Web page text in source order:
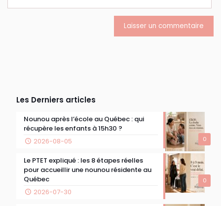
Les Derniers articles
0
Nounou après l’école au Québec : qui
récupère les enfants à 15h30 ?
2026-08-05
0
Le PTET expliqué : les 8 étapes réelles
pour accueillir une nounou résidente au
Québec
2026-07-30